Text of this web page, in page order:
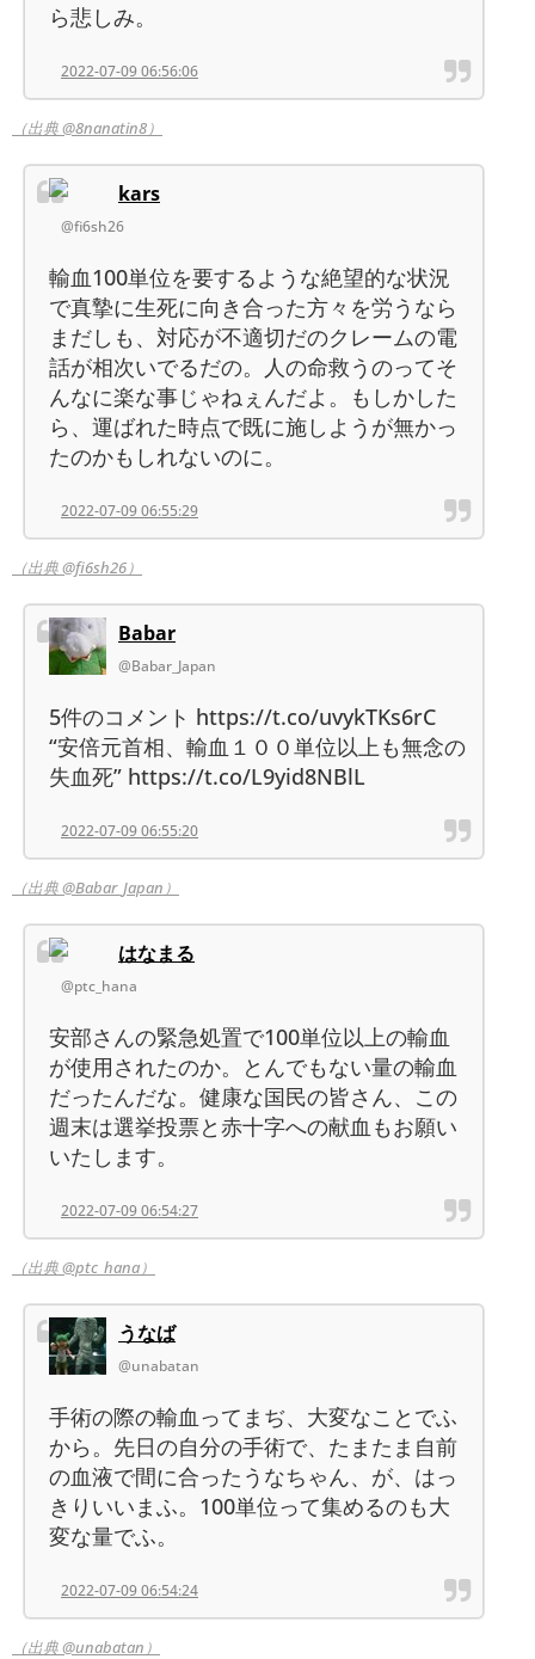
ら悲しみ。
2022-07-09 06:56:06
（出典 @8nanatin8）
kars
@fi6sh26
輸血100単位を要するような絶望的な状況
で真摯に生死に向き合った方々を労うなら
まだしも、対応が不適切だのクレームの電
話が相次いでるだの。人の命救うのってそ
んなに楽な事じゃねぇんだよ。もしかした
ら、運ばれた時点で既に施しようが無かっ
たのかもしれないのに。
2022-07-09 06:55:29
（出典 @fi6sh26）
Babar
@Babar_Japan
5件のコメント https://t.co/uvykTKs6rC
“安倍元首相、輸血１００単位以上も無念の
失血死” https://t.co/L9yid8NBlL
2022-07-09 06:55:20
（出典 @Babar_Japan）
はなまる
@ptc_hana
安部さんの緊急処置で100単位以上の輸血
が使用されたのか。とんでもない量の輸血
だったんだな。健康な国民の皆さん、この
週末は選挙投票と赤十字への献血もお願い
いたします。
2022-07-09 06:54:27
（出典 @ptc_hana）
うなば
@unabatan
手術の際の輸血ってまぢ、大変なことでふ
から。先日の自分の手術で、たまたま自前
の血液で間に合ったうなちゃん、が、はっ
きりいいまふ。100単位って集めるのも大
変な量でふ。
2022-07-09 06:54:24
（出典 @unabatan）